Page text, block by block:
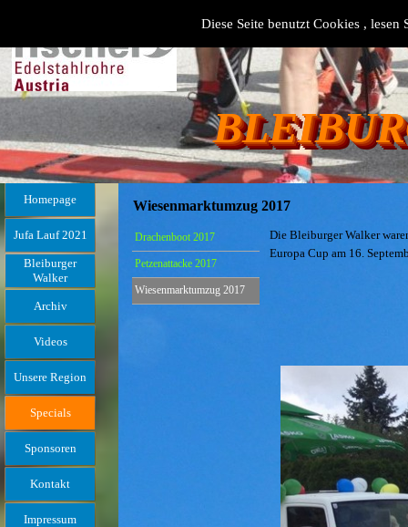
Diese Seite benutzt Cookies , lesen
Homepage
Jufa Lauf 2021
Bleiburger
Walker
Archiv
Videos
Unsere Region
Specials
Sponsoren
Kontakt
Impressum
Wiesenmarktumzug 2017
Drachenboot 2017
Petzenattacke 2017
Wiesenmarktumzug 2017
Die Bleiburger Walker
Europa Cup am 16.